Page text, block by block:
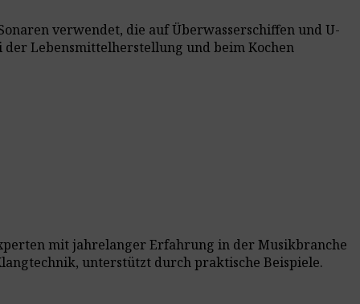
verwendet, die auf Überwasserschiffen und U-
Lebensmittelherstellung und beim Kochen
mit jahrelanger Erfahrung in der Musikbranche
unterstützt durch praktische Beispiele.